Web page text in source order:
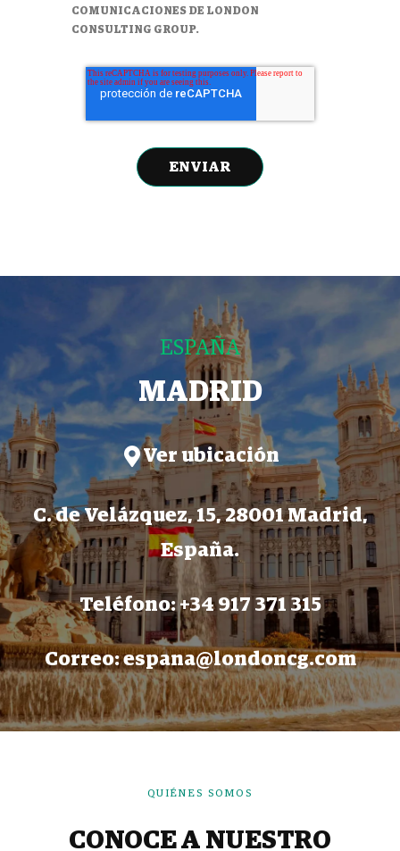
COMUNICACIONES DE LONDON
CONSULTING GROUP.
ESPAÑA
MADRID
Ver ubicación
C. de Velázquez, 15, 28001 Madrid,
España.
Teléfono: +34 917 371 315
Correo: espana@londoncg.com
QUIÉNES SOMOS
CONOCE A NUESTRO